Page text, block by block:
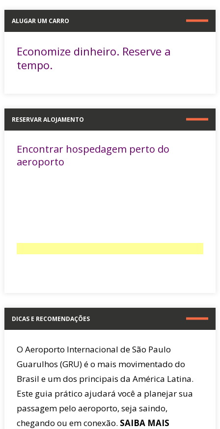
ALUGAR UM CARRO
Economize dinheiro. Reserve a
tempo.
RESERVAR ALOJAMENTO
Encontrar hospedagem perto do
aeroporto
DICAS E RECOMENDAÇÕES
O Aeroporto Internacional de São Paulo
Guarulhos (GRU) é o mais movimentado do
Brasil e um dos principais da América Latina.
Este guia prático ajudará você a planejar sua
passagem pelo aeroporto, seja saindo,
chegando ou em conexão. SAIBA MAIS